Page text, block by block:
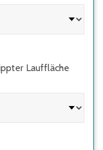
Lauffläche